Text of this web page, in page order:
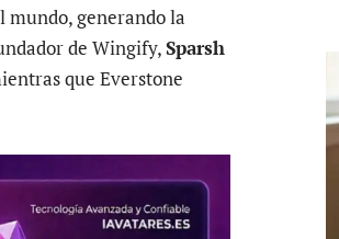
mundo, generando la
de Wingify,Sparsh
que Everstone